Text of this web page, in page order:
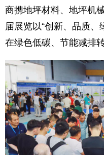
商携地坪材料、地坪机
届展览以“创新、品质
在绿色低碳、节能减排